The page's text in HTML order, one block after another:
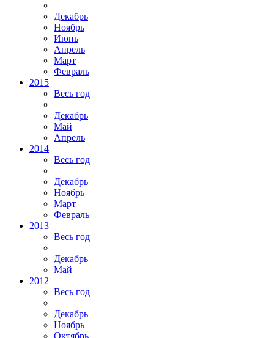
Декабрь
Ноябрь
Июнь
Апрель
Март
Февраль
2015
Весь год
Декабрь
Май
Апрель
2014
Весь год
Декабрь
Ноябрь
Март
Февраль
2013
Весь год
Декабрь
Май
2012
Весь год
Декабрь
Ноябрь
Октябрь